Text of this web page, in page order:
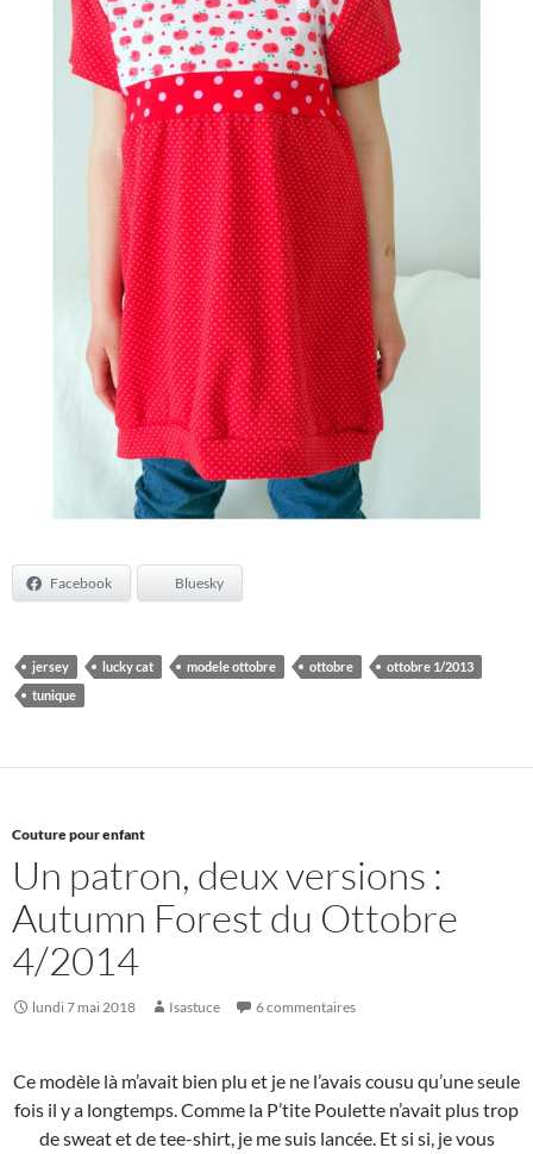
Facebook Bluesky
jersey lucky cat modele ottobre ottobre
ottobre 1/2013
tunique
Couture pour enfant
Un patron, deux versions :
Autumn Forest du Ottobre
4/2014
lundi 7 mai 2018 Isastuce 6 commentaires
Ce modèle là m’avait bien plu et je ne l’avais cousu qu’une seule
fois il y a longtemps. Comme la P’tite Poulette n’avait plus trop
de sweat et de tee-shirt, je me suis lancée. Et si si, je vous